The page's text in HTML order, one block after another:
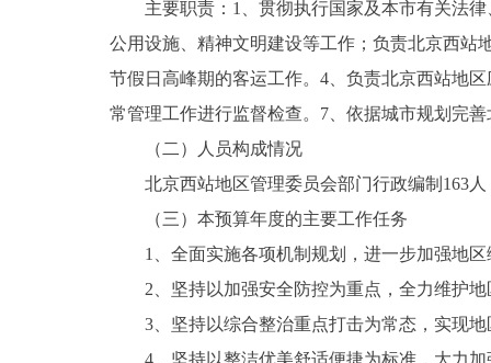
便民服务
中介服务
12345网上接诉即办
参与调查
主要职责：1、贯彻执行国家及本市有关法律
公用设施、精神文明建设等工作；负责北京西站
节假日高峰期的客运工作。4、负责北京西站地
常管理工作进行监督检查。7、依据城市规划完
（二）人员构成情况
北京西站地区管理委员会部门行政编制163人
（三）本预算年度的主要工作任务
1、全面实施各项机制规划，进一步加强地区
2、坚持以加强安全防控为重点，全力维护地
3、坚持以综合整治重点打击为常态，实现地
4、坚持以整洁优美舒适便捷为标准，大力加